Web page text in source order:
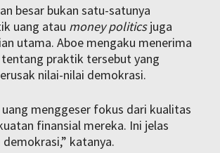
besar bukan satu-satunya
uang atau money politicsjuga
utama. Aboe mengaku menerima
tentang praktik tersebut yang
nilai-nilai demokrasi.
menggeser fokus dari kualitas
finansial mereka. Ini jelas
katanya.